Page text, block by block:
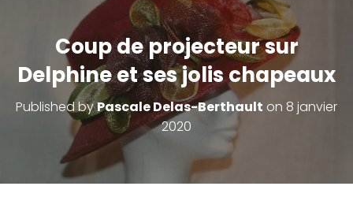
F
R
A
Coup de projecteur sur
Delphine et ses jolis chapeaux
Published byPascale Delas-Berthault on 8 janvier
2020